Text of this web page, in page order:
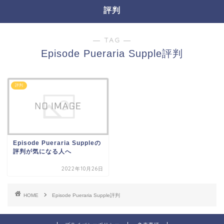
評判
― TAG ―
Episode Pueraria Supple評判
評判
Episode Pueraria Suppleの
評判が気になる人へ
2022年10月26日
HOME Episode Pueraria Supple評判